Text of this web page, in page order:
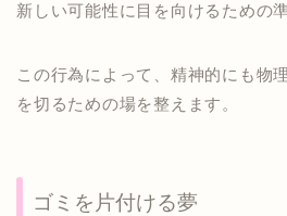
新しい可能性に目を向けるための
この行為によって、精神的にも物
を切るための場を整えます。
ゴミを片付ける夢